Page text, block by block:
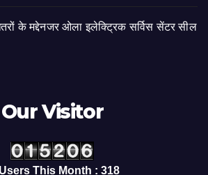
के मद्देनजर ओला इलेक्ट्रिक सर्विस सेंटर सील
Our Visitor
Users This Month : 318